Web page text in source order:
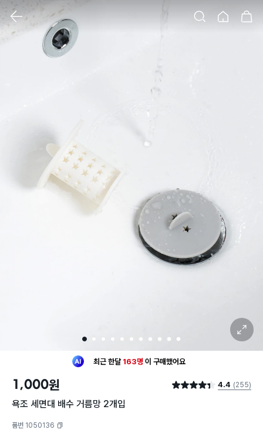
클릭 시 이미지 확대 보기 팝업 열림
1 2 3 4 5 6 7 8 9 10 11
확대 보기
최근 한달 163명 이 구매했어요
구매했어요
1,000원 별점 4.4점 4.4 (255)
욕조 세면대 배수 거름망 2개입
품번 1050136